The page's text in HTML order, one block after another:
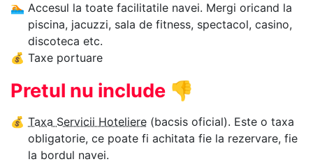
🏊‍ Accesul la toate facilitatile navei. Mergi oricand la
piscina, jacuzzi, sala de fitness, spectacol, casino,
discoteca etc.
💰 Taxe portuare
Pretul nu include 👎
💰 Taxa Servicii Hoteliere (bacsis oficial). Este o taxa
obligatorie, ce poate fi achitata fie la rezervare, fie
la bordul navei.